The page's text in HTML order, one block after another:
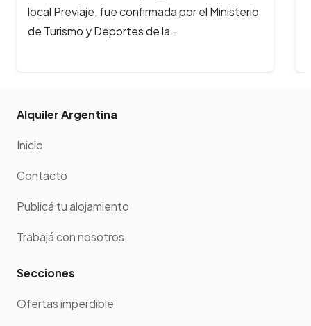
fue confirmada por el Ministerio
y Deportes de la…
Festival
Alquiler Argentina
Inicio
Contacto
Publicá tu alojamiento
Trabajá con nosotros
Secciones
Ofertas imperdible